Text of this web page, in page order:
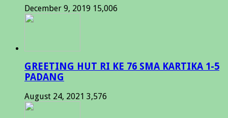
December 9, 2019 15,006
GREETING HUT RI KE 76 SMA KARTIKA 1-5
PADANG
August 24, 2021 3,576